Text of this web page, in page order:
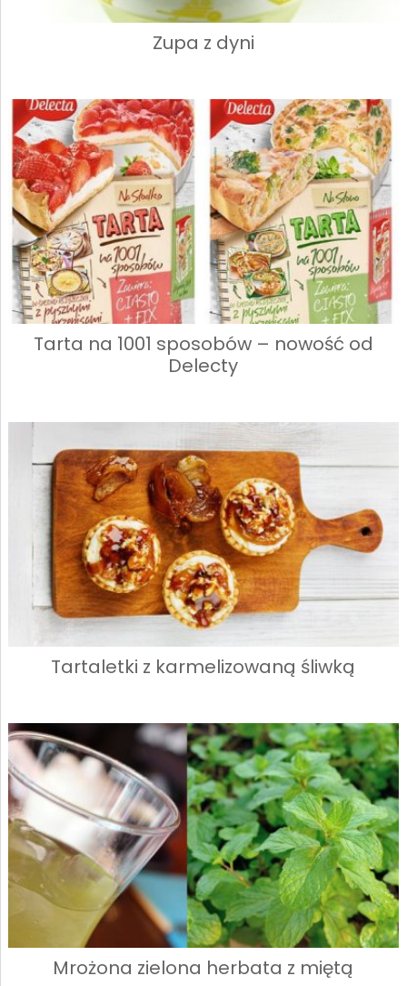
Zupa z dyni
Tarta na 1001 sposobów – nowość od
Delecty
Tartaletki z karmelizowaną śliwką
Mrożona zielona herbata z miętą